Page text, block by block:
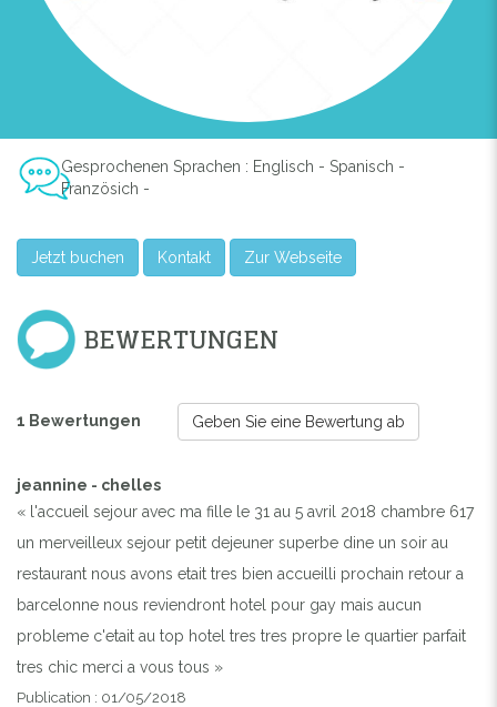
Gesprochenen Sprachen : Englisch - Spanisch -
Französich -
Jetzt buchen Kontakt Zur Webseite
BEWERTUNGEN
1 Bewertungen Geben Sie eine Bewertung ab
jeannine - chelles
« l'accueil sejour avec ma fille le 31 au 5 avril 2018 chambre 617
un merveilleux sejour petit dejeuner superbe dine un soir au
restaurant nous avons etait tres bien accueilli prochain retour a
barcelonne nous reviendront hotel pour gay mais aucun
probleme c'etait au top hotel tres tres propre le quartier parfait
tres chic merci a vous tous »
Publication : 01/05/2018